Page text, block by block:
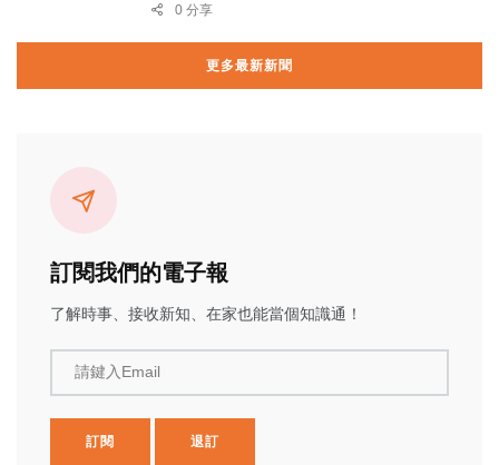
0 分享
更多最新新聞
訂閱我們的電子報
了解時事、接收新知、在家也能當個知識通！
請鍵入Email
訂閱 退訂